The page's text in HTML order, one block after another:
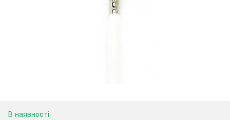
В наявності